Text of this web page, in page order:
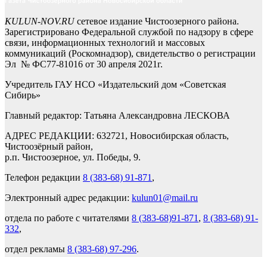
KULUN-NOV.RUсетевое издание Чистоозерного района.
Зарегистрировано Федеральной службой по надзору в сфере
связи, информационных технологий и массовых
коммуникаций (Роскомнадзор), свидетельство о регистрации
Эл № ФС77-81016 от 30 апреля 2021г.
Учредитель ГАУ НСО «Издательский дом «Советская
Сибирь»
Главный редактор: Татьяна Александровна ЛЕСКОВА
АДРЕС РЕДАКЦИИ: 632721, Новосибирская область,
Чистоозёрный район,
р.п. Чистоозерное, ул. Победы, 9.
Телефон редакции 8 (383-68) 91-871 ,
Электронный адрес редакции: kulun01@mail.ru
отдела по работе с читателями 8 (383-68)91-871 , 8 (383-68) 91-
332,
отдел рекламы 8 (383-68) 97-296.